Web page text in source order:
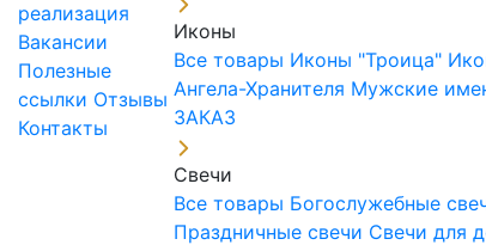
реализация
Вакансии
Полезные
ссылки Отзывы
Контакты
Иконы
Все товары Иконы "Троица"
Ангела-Хранителя Мужские
ЗАКАЗ
Свечи
Все товары Богослужебные
Праздничные свечи Свечи для